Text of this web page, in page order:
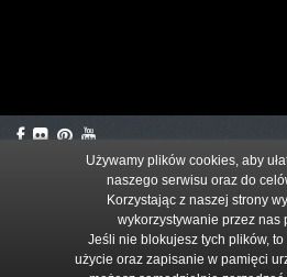
Używamy plików cookies, aby
naszego serwisu oraz do
Korzystając z naszej strony
wykorzystywanie przez nas
Jeśli nie blokujesz tych plików,
użycie oraz zapisanie w pamięci